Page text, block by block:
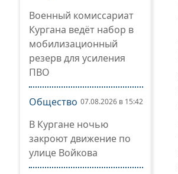
Военный комиссариат
Кургана ведёт набор в
мобилизационный
резерв для усиления
ПВО
Общество 07.08.2026 в 15:42
В Кургане ночью
закроют движение по
улице Войкова